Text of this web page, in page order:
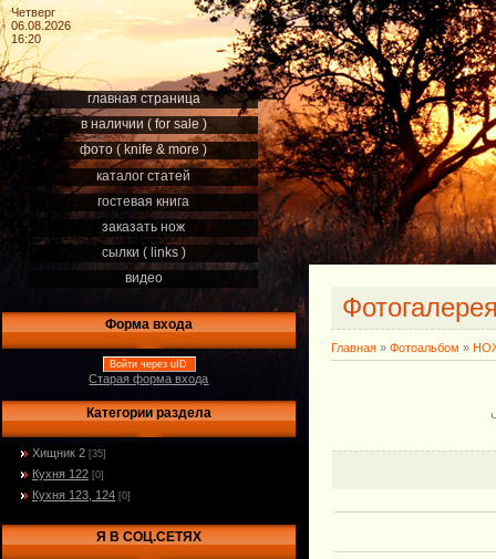
Четверг
06.08.2026
16:20
главная страница
в наличии ( for sale )
фото ( knife & more )
каталог статей
гостевая книга
заказать нож
сылки ( links )
видео
Форма входа
Войти через uID
Старая форма входа
Категории раздела
Хищник 2 [35]
Кухня 122 [0]
Кухня 123, 124 [0]
Я В СОЦ.СЕТЯХ
Главная » Фотоальбом »